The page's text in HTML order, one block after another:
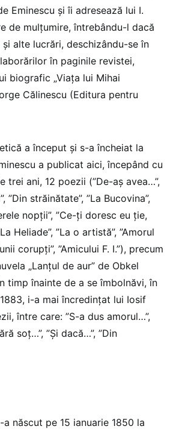
Eminescu şi îi adresează lui I.
de mulțumire, întrebându-l dacă
alte lucrări, deschizându-se în
în paginile revistei,
biografic „Viața lui Mihai
Călinescu (Editura pentru
a început şi s-a încheiat la
a publicat aici, începând cu
trei ani, 12 poezii (”De-aş avea…”,
”Din străinătate”, ”La Bucovina”,
nopţii”, ”Ce-ţi doresc eu ţie,
Heliade”, ”La o artistă”, ”Amorul
corupţi”, ”Amicului F. I.”), precum
„Lanţul de aur” de Obkel
timp înainte de a se îmbolnăvi, în
i-a mai încredinţat lui Iosif
între care: ”S-a dus amorul…”,
soţ…”, ”Şi dacă…”, ”Din
a născut pe 15 ianuarie 1850 la